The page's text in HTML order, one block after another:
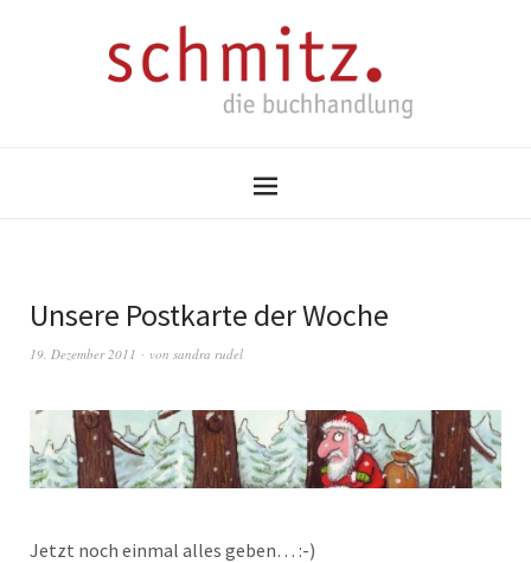
Unsere Postkarte der Woche
19. Dezember 2011 von sandra rudel
Jetzt noch einmal alles geben… :-)